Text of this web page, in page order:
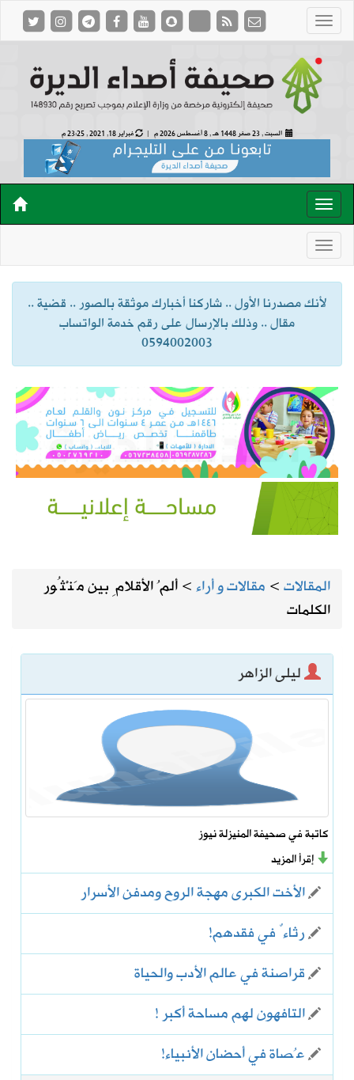
السبت , 23 صفر 1448 هـ , 8 أغسطس 2026 م | فبراير 18, 2021 , 23:25 م
لأنك مصدرنا الأول .. شاركنا أخبارك موثقة بالصور .. قضية ..
مقال .. وذلك بالإرسال على رقم خدمة الواتساب
0594002003
المقالات> مقالات و أراء>ألمُ الأقلامِ بين مَنْثُور
الكلمات
ليلى الزاهر
كاتبة في صحيفة المنيزلة نيوز
إقرأ المزيد
الأخت الكبرى مهجة الروح ومدفن الأسرار
رثاءٌ في فقدهم!
قراصنة في عالم الأدب والحياة
التافهون لهم مساحة أكبر !
‏عُصاة في أحضان الأنبياء!